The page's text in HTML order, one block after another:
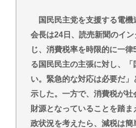
国民民主党を支援する電機
会長は24日、読売新聞のイ
じ、消費税率を時限的に一律
る国民民主の主張に対し、「
い。緊急的な対応は必要だ」
示した。一方で、消費税が社
財源となっていることを踏ま
政状況を考えたら、減税は簡